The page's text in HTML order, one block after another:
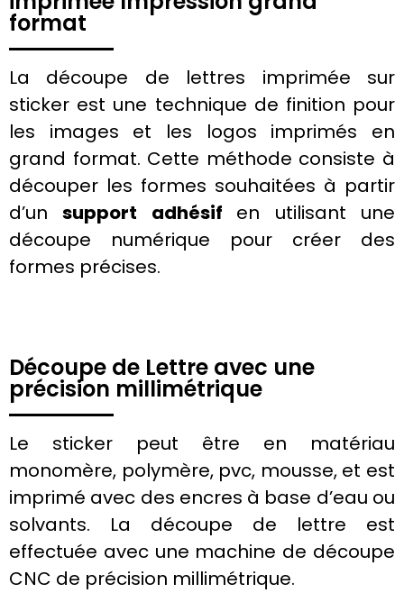
format
La découpe de lettres imprimée sur
sticker est une technique de finition pour
les images et les logos imprimés en
grand format. Cette méthode consiste à
découper les formes souhaitées à partir
d’unsupport adhésif
en utilisant une
découpe numérique pour créer des
formes précises.
Découpe de Lettre avec une
précision millimétrique
Le sticker peut être en matériau
monomère, polymère, pvc, mousse, et est
imprimé avec des encres à base d’eau ou
solvants. La découpe de lettre est
effectuée avec une machine de découpe
CNC de précision millimétrique.